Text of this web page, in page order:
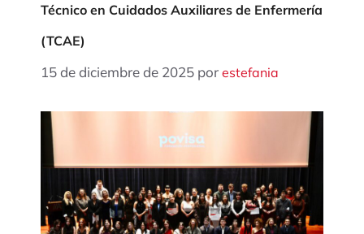
Técnico en Cuidados Auxiliares de Enfermería
(TCAE)
15 de diciembre de 2025 por estefania